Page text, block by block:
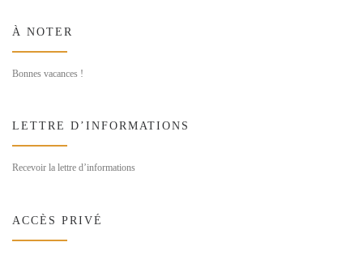
À NOTER
Bonnes vacances !
LETTRE D’INFORMATIONS
Recevoir la lettre d’informations
ACCÈS PRIVÉ